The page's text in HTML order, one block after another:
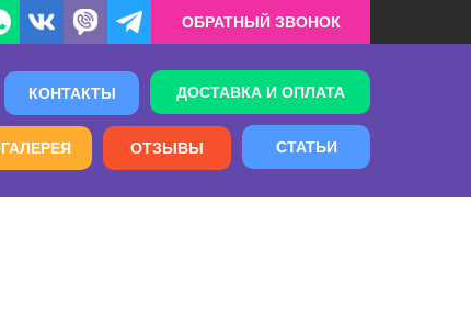
ОБРАТНЫЙ ЗВОНОК
КОНТАКТЫ ДОСТАВКА И ОПЛАТА
ОТЗЫВЫ СТАТЬИ